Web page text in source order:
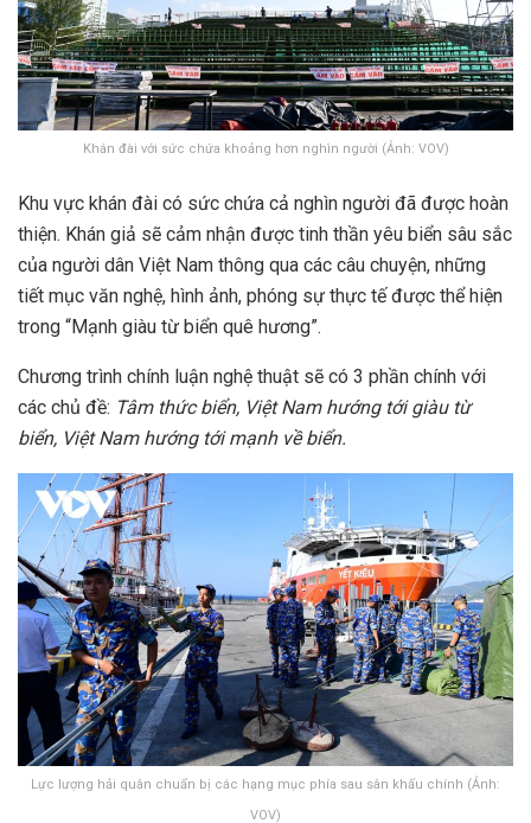
Khán đài với sức chứa khoảng hơn nghìn người (Ảnh: VOV)
Khu vực khán đài có sức chứa cả nghìn người đã được hoàn
thiện. Khán giả sẽ cảm nhận được tinh thần yêu biển sâu sắc
của người dân Việt Nam thông qua các câu chuyện, những
tiết mục văn nghệ, hình ảnh, phóng sự thực tế được thể hiện
trong “Mạnh giàu từ biển quê hương”.
Chương trình chính luận nghệ thuật sẽ có 3 phần chính với
các chủ đề: Tâm thức biển, Việt Nam hướng tới giàu từ
biển, Việt Nam hướng tới mạnh về biển.
Lực lượng hải quân chuẩn bị các hạng mục phía sau sân khấu chính (Ảnh:
VOV)